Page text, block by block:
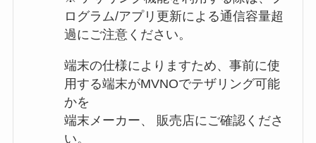
ログラム/アプリ更新による通信容量超
過にご注意ください。
端末の仕様によりますため、事前に使
用する端末がMVNOでテザリング可能
かを
端末メーカー、 販売店にご確認くださ
い。